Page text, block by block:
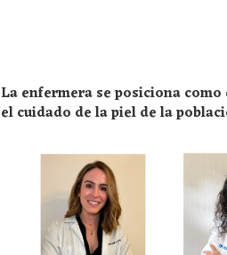
La enfermera se posiciona
el cuidado de la piel de la